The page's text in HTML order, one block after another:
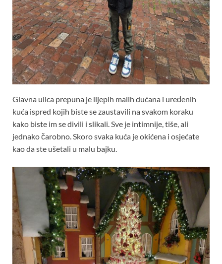
Glavna ulica prepuna je lijepih malih dućana i uređenih
kuća ispred kojih biste se zaustavili na svakom koraku
kako biste im se divili i slikali. Sve je intimnije, tiše, ali
jednako čarobno. Skoro svaka kuća je okićena i osjećate
kao da ste ušetali u malu bajku.